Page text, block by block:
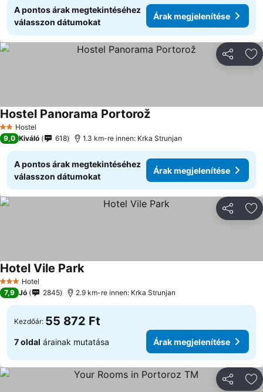
A pontos árak megtekintéséhez
válasszon dátumokat
Árak megjelenítése
2 Kategória
Hostel
Hostel Panorama PortorožÁrak megjelenítése
9,0 Kiváló 618 1.3 km-re innen: Krka Strunjan
A pontos árak megtekintéséhez
válasszon dátumokat
Árak megjelenítése
3 Kategória
Hotel
Hotel Vile ParkÁrak megjelenítése
7,9 Jó 2845 2.9 km-re innen: Krka Strunjan
Kezdőár: 55 872 Ft
7 oldal árainak mutatása Árak megjelenítése